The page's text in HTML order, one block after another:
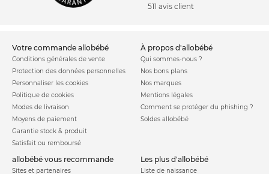
511 avis client
votre commande allobébé
Conditions générales de vente
Protection des données personnelles
Personnaliser les cookies
Politique de cookies
Modes de livraison
Moyens de paiement
Garantie stock & produit
Satisfait ou remboursé
à propos d'allobébé
Qui sommes-nous ?
Nos bons plans
Nos marques
Mentions légales
Comment se protéger du phishing ?
Soldes allobébé
allobébé vous recommande
Sites et partenaires
les plus d'allobébé
Liste de naissance